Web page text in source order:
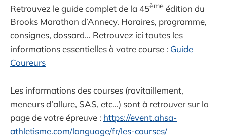
Retrouvez le guide complet de la 45ème édition du
Brooks Marathon d’Annecy. Horaires, programme,
consignes, dossard… Retrouvez ici toutes les
informations essentielles à votre course : Guide
Coureurs
Les informations des courses (ravitaillement,
meneurs d’allure, SAS, etc…) sont à retrouver sur la
page de votre épreuve : https://event.ahsa-
athletisme.com/language/fr/les-courses/